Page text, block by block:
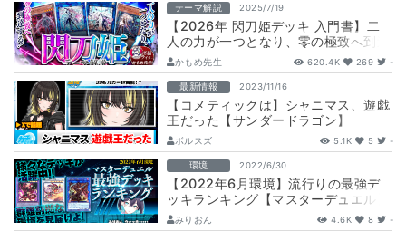
テーマ解説 2025/7/19
【2026年 閃刀姫デッキ 入門書】二
人の力が一つとなり、零の極致へ到達
する！閃刀起動、エンゲージ！
かもめ先生 620.4K 269 -
最新情報 2023/11/16
【コメティックは】シャニマス、遊戯
王だった【サンダードラゴン】
ボルスズ 5.1K 5 -
環境 2022/6/30
【2022年6月環境】流行りの最強デ
ッキランキング【マスターデュエル】
みりおん 4.6K 8 -